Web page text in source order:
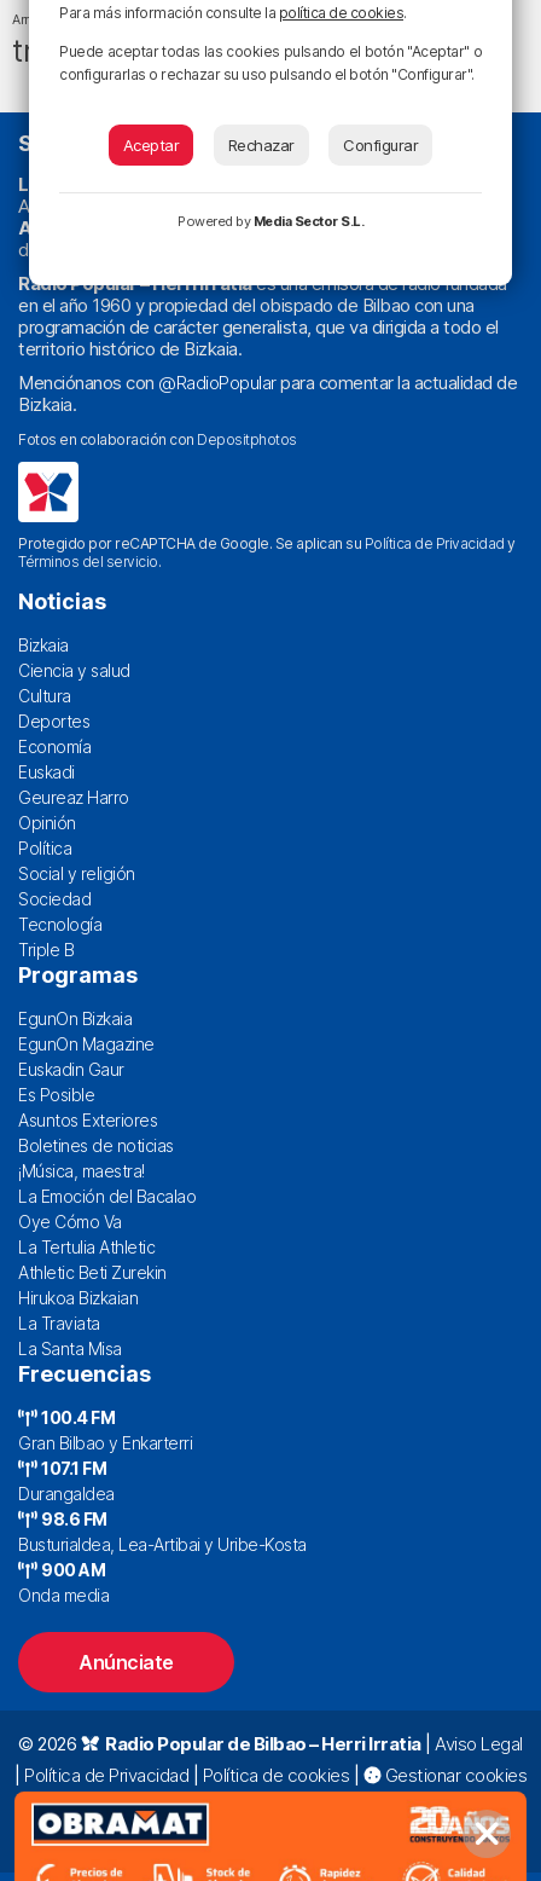
Arriaga tiempotiempo atmosféricotráfico
tráfico en Bizkaia
SOBRE NOSOTROS
La radio sin cadenas
Actualidad y
Athletic
‘La Emoción del Bacalao’, noticias de sucesos,
deportes, sociedad, cultura, política, religión y obra social.
Radio Popular – Herri Irratiaes una emisora de radio fundada
en el año 1960 y propiedad del obispado de Bilbao con una
programación de carácter generalista, que va dirigida a todo el
territorio histórico de Bizkaia.
Menciónanos con @RadioPopularpara comentar la actualidad de
Bizkaia.
Fotos en colaboración con Depositphotos
Protegido por reCAPTCHA de Google. Se aplican su Política de Privacidad y
Términos del servicio.
Noticias
Bizkaia
Ciencia y salud
Cultura
Deportes
Economía
Euskadi
Geureaz Harro
Opinión
Política
Social y religión
Sociedad
Tecnología
Triple B
Programas
EgunOn Bizkaia
EgunOn Magazine
Euskadin Gaur
Es Posible
Asuntos Exteriores
Boletines de noticias
¡Música, maestra!
La Emoción del Bacalao
Oye Cómo Va
La Tertulia Athletic
Athletic Beti Zurekin
Hirukoa Bizkaian
La Traviata
La Santa Misa
Frecuencias
100.4 FM
Gran Bilbao y Enkarterri
107.1 FM
Durangaldea
98.6 FM
Busturialdea, Lea-Artibai y Uribe-Kosta
900 AM
Onda media
Anúnciate
© 2026 Radio Popular de Bilbao – Herri Irratia| Aviso Legal
Política de Privacidad Política de cookies
Gestionar cookies
Alda. Mazarredo, 47 – 7º 48009 Bilbao |
94 423 92 00|
oyentes@radiopopular.com
Para más información consulte la política de cookies.
Puede aceptar todas las cookies pulsando el botón "Aceptar" o
configurarlas o rechazar su uso pulsando el botón "Configurar".
Aceptar Rechazar Configurar
Powered by Media Sector S.L.